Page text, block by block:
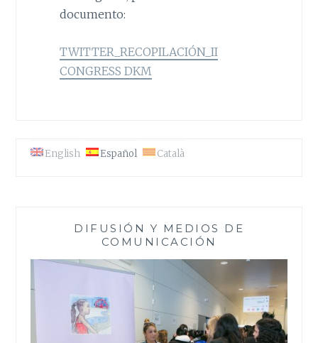
documento:
TWITTER_RECOPILACIÓN_II
CONGRESS DKM
English Español Català
DIFUSIÓN Y MEDIOS DE
COMUNICACIÓN